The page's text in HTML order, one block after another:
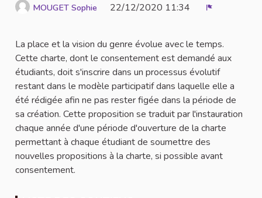
MOUGET Sophie 22/12/2020 11:34
La place et la vision du genre évolue avec le temps.
Cette charte, dont le consentement est demandé aux
étudiants, doit s'inscrire dans un processus évolutif
restant dans le modèle participatif dans laquelle elle a
été rédigée afin ne pas rester figée dans la période de
sa création. Cette proposition se traduit par l'instauration
chaque année d'une période d'ouverture de la charte
permettant à chaque étudiant de soumettre des
nouvelles propositions à la charte, si possible avant
consentement.